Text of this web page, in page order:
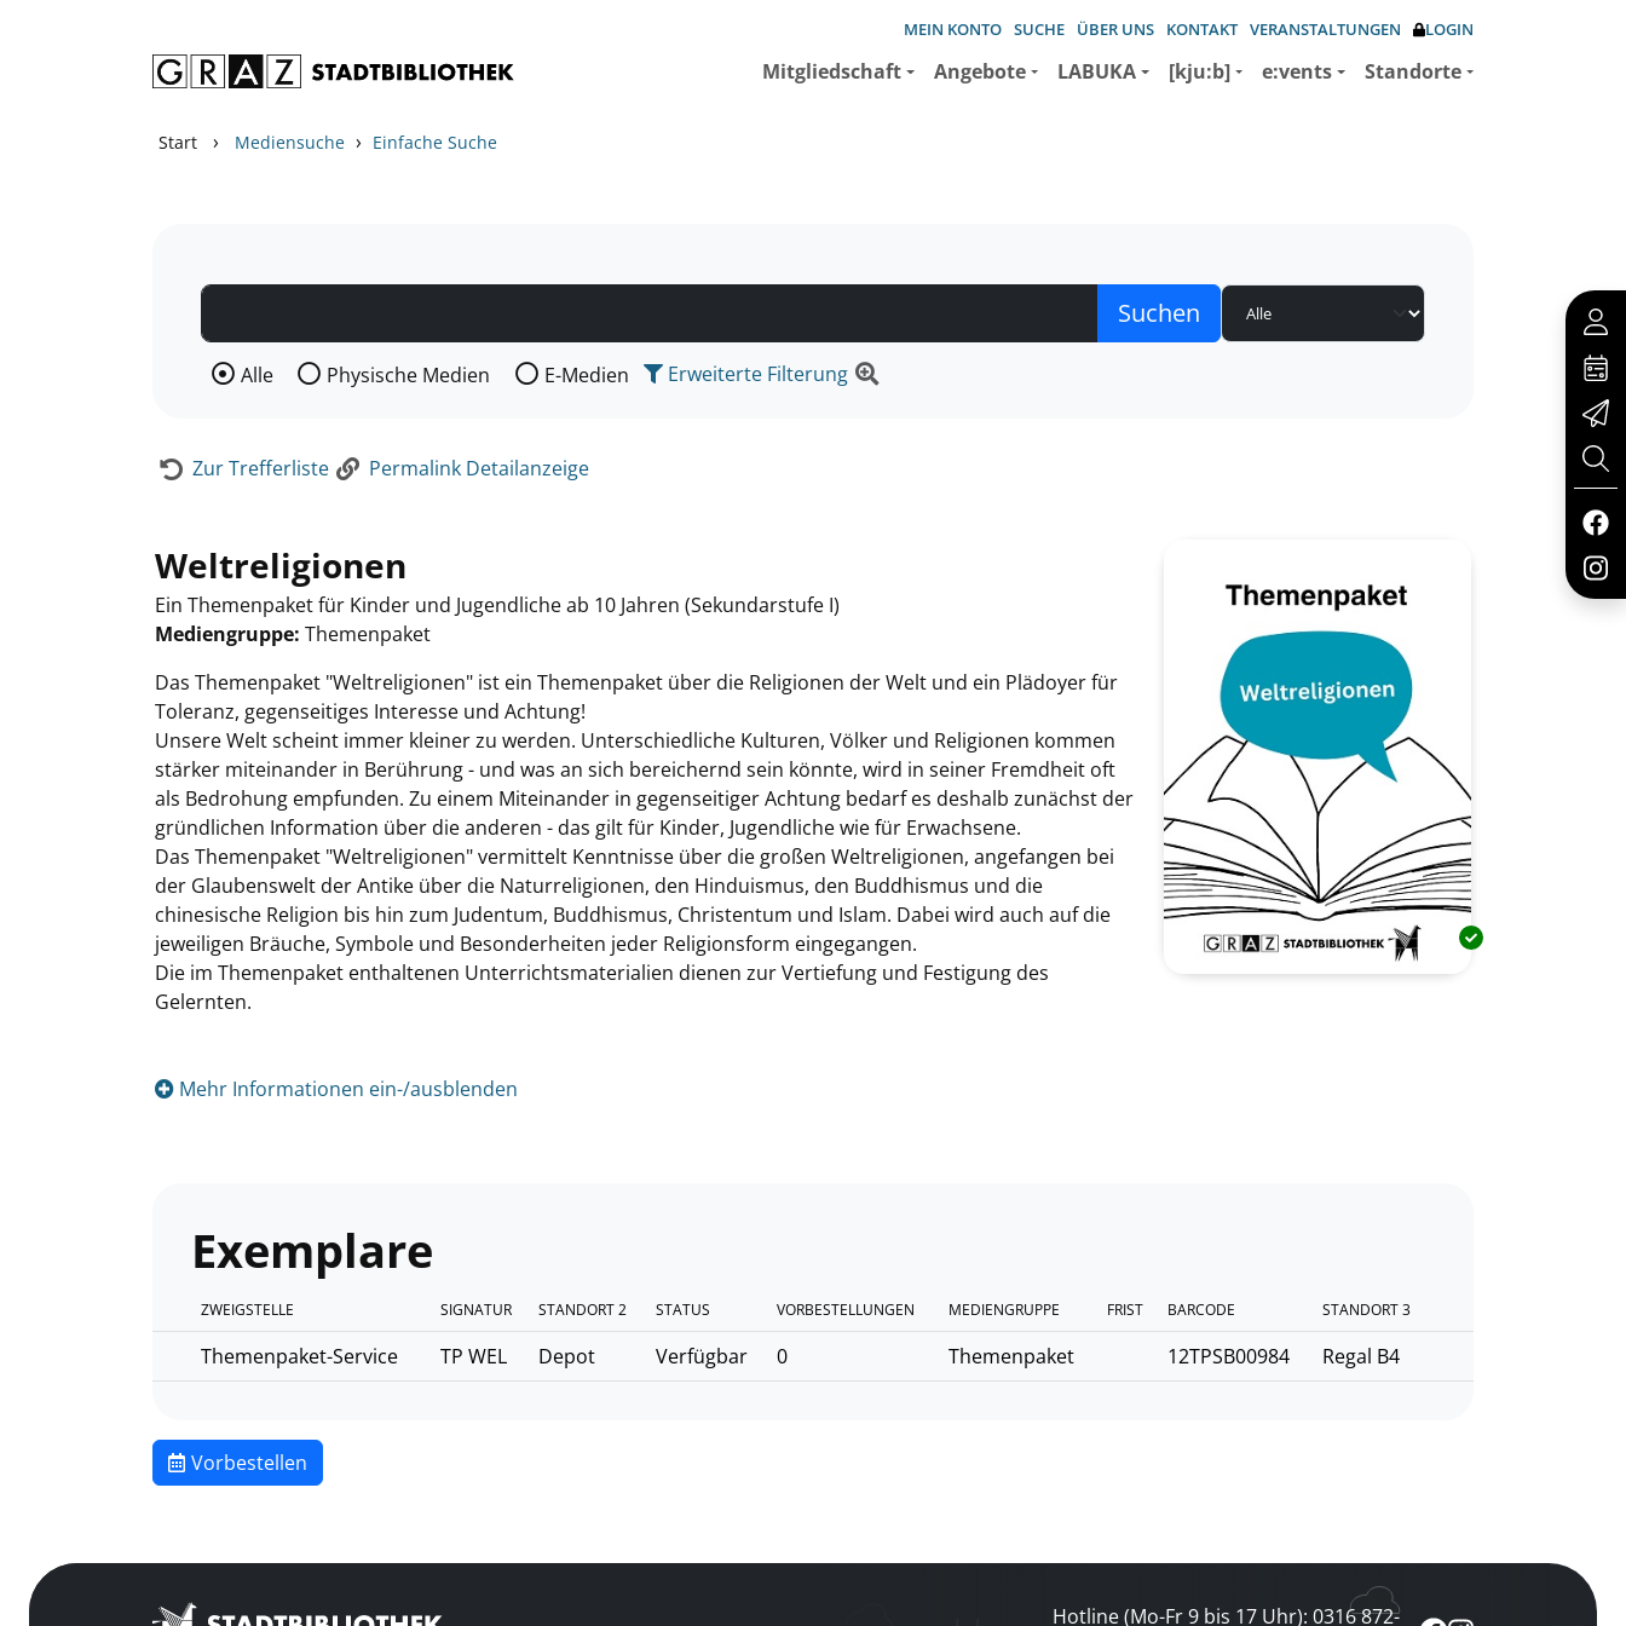
MEIN KONTO SUCHE ÜBER UNS KONTAKT VERANSTALTUNGEN LOGIN
Mitgliedschaft Angebote LABUKA [kju:b] e:vents Standorte
Start › Mediensuche › Einfache Suche
Wählen Sie die Medienart nach der Sie suchen wollen.
Alle Physische Medien E-Medien Erweiterte Filterung
Zur Trefferliste Permalink Detailanzeige
Weltreligionen
Ein Themenpaket für Kinder und Jugendliche ab 10 Jahren (Sekundarstufe I)
Mediengruppe: Themenpaket
Das Themenpaket "Weltreligionen" ist ein Themenpaket über die Religionen der Welt und ein Plädoyer für
Toleranz, gegenseitiges Interesse und Achtung!
Unsere Welt scheint immer kleiner zu werden. Unterschiedliche Kulturen, Völker und Religionen kommen
stärker miteinander in Berührung - und was an sich bereichernd sein könnte, wird in seiner Fremdheit oft
als Bedrohung empfunden. Zu einem Miteinander in gegenseitiger Achtung bedarf es deshalb zunächst der
gründlichen Information über die anderen - das gilt für Kinder, Jugendliche wie für Erwachsene.
Das Themenpaket "Weltreligionen" vermittelt Kenntnisse über die großen Weltreligionen, angefangen bei
der Glaubenswelt der Antike über die Naturreligionen, den Hinduismus, den Buddhismus und die
chinesische Religion bis hin zum Judentum, Buddhismus, Christentum und Islam. Dabei wird auch auf die
jeweiligen Bräuche, Symbole und Besonderheiten jeder Religionsform eingegangen.
Die im Themenpaket enthaltenen Unterrichtsmaterialien dienen zur Vertiefung und Festigung des
Gelernten.
Mehr Informationen ein-/ausblenden
Exemplare
ZWEIGSTELLE SIGNATUR STANDORT 2 STATUS VORBESTELLUNGEN MEDIENGRUPPE FRIST BARCODE STANDORT 3
Themenpaket-Service TP WEL Depot Verfügbar 0 Themenpaket 12TPSB00984 Regal B4
Vorbestellen
Hotline (Mo-Fr 9 bis 17 Uhr): 0316 872-